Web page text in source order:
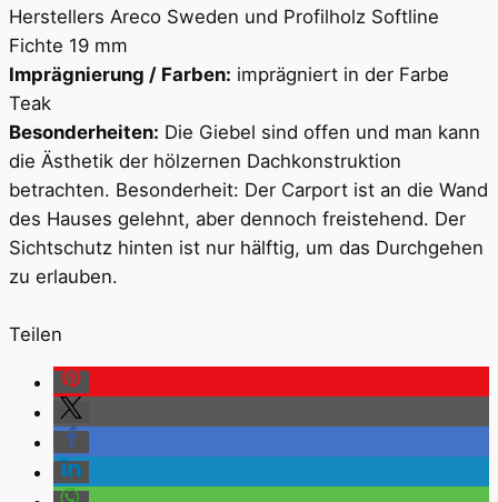
Herstellers Areco Sweden und Profilholz Softline
Fichte 19 mm
Imprägnierung / Farben: imprägniert in der Farbe
Teak
Besonderheiten: Die Giebel sind offen und man kann
die Ästhetik der hölzernen Dachkonstruktion
betrachten. Besonderheit: Der Carport ist an die Wand
des Hauses gelehnt, aber dennoch freistehend. Der
Sichtschutz hinten ist nur hälftig, um das Durchgehen
zu erlauben.
Teilen